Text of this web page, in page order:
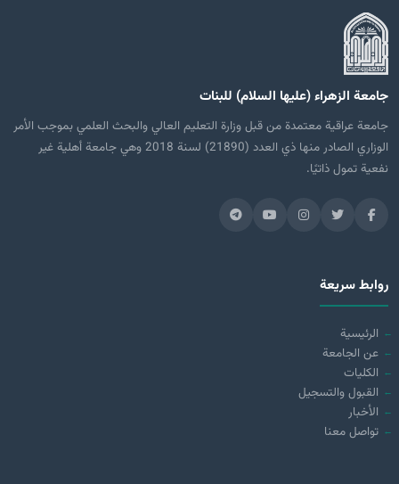
جامعة الزهراء (عليها السلام) للبنات
جامعة عراقية معتمدة من قبل وزارة التعليم العالي والبحث العلمي بموجب الأمر
الوزاري الصادر منها ذي العدد (21890) لسنة 2018 وهي جامعة أهلية غير
نفعية تمول ذاتيًا.
روابط سريعة
الرئيسية
عن الجامعة
الكليات
القبول والتسجيل
الأخبار
تواصل معنا